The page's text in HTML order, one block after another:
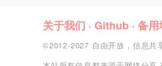
关于我们 · Github · 备用
©2012-2027 自由开放，信息共享